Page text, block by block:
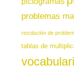
problemas
resolución de
tablas de